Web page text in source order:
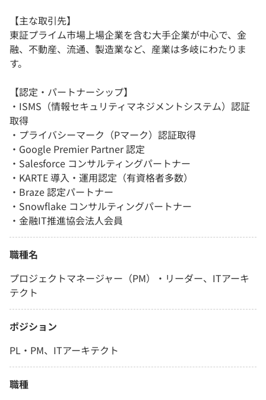
【主な取引先】
東証プライム市場上場企業を含む大手企業が中心で、金
融、不動産、流通、製造業など、産業は多岐にわたりま
す。
【認定・パートナーシップ】
・ISMS（情報セキュリティマネジメントシステム）認証
取得
・プライバシーマーク（Pマーク）認証取得
・Google Premier Partner 認定
・Salesforce コンサルティングパートナー
・KARTE 導入・運用認定（有資格者多数）
・Braze 認定パートナー
・Snowflake コンサルティングパートナー
・金融IT推進協会法人会員
職種名
プロジェクトマネージャー（PM）・リーダー、ITアーキ
テクト
ポジション
PL・PM、ITアーキテクト
職種